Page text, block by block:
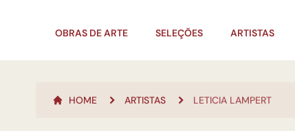
OBRAS DE ARTE SELEÇÕES ARTISTAS
HOME ARTISTAS LETICIA LAMPERT